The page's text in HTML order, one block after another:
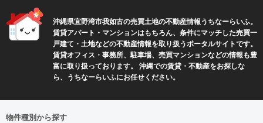
沖縄県宜野湾市我如古の売買土地の不動産情報うちなーらいふ。
賃貸アパート・マンションはもちろん、条件にマッチした売買一
戸建て・土地などの不動産情報を取り扱うポータルサイトです。
賃貸オフィス・事務所、駐車場、売買マンションなどの情報も豊
富に取り扱っております。 沖縄での賃貸・不動産をお探しな
ら、うちなーらいふにお任せください。
物件種別から探す